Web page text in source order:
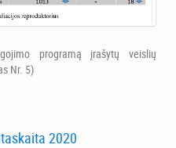
programą įrašytų veislių
Nr. 5)
2020